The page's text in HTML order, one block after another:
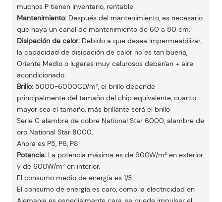
muchos P tienen inventario, rentable
Mantenimiento: Después del mantenimiento, es necesario
que haya un canal de mantenimiento de 60 a 80 cm.
Disipación de calor: Debido a que desea impermeabilizar,
la capacidad de disipación de calor no es tan buena,
Oriente Medio o lugares muy calurosos deberían + aire
acondicionado
Brillo: 5000-6000CD/m², el brillo depende
principalmente del tamaño del chip equivalente, cuanto
mayor sea el tamaño, más brillante será el brillo
Serie C alambre de cobre National Star 6000, alambre de
oro National Star 8000,
Ahora es P5, P6, P8
Potencia: La potencia máxima es de 900W/m² en exterior
y de 600W/m² en interior.
El consumo medio de energía es 1/3
El consumo de energía es caro, como la electricidad en